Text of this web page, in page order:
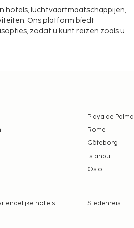
hotels, luchtvaartmaatschappijen,
Ons platform biedt
zodat u kunt reizen zoals u
Playa de Palma
Rome
Göteborg
Istanbul
Oslo
hotels
Stedenreis